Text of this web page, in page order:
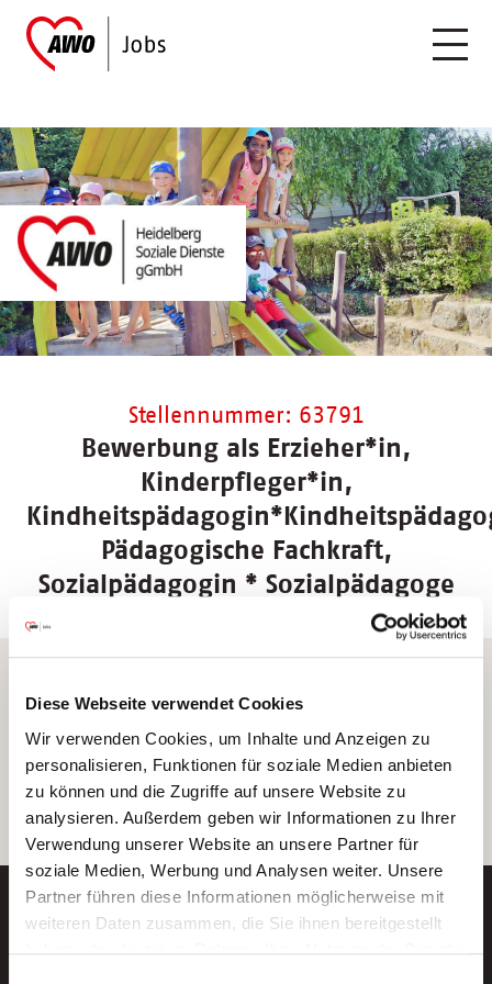
Diese Webseite verwendet Cookies
Wir verwenden Cookies, um Inhalte und Anzeigen zu
personalisieren, Funktionen für soziale Medien anbieten
zu können und die Zugriffe auf unsere Website zu
analysieren. Außerdem geben wir Informationen zu Ihrer
Verwendung unserer Website an unsere Partner für
soziale Medien, Werbung und Analysen weiter. Unsere
Partner führen diese Informationen möglicherweise mit
weiteren Daten zusammen, die Sie ihnen bereitgestellt
Stellennummer: 63791
Bewerbung als Erzieher*in,
Kinderpfleger*in,
Pädagogische Fachkraft,
Sozialpädagogin * Sozialpädagoge
Frage zum Wohnort
Befindet sich ihr Wohnort in Deutschland ODER einem anderen
Land der EU ODER in Island, Liechtenstein, Norwegen, Schweiz?
Ja
Nein